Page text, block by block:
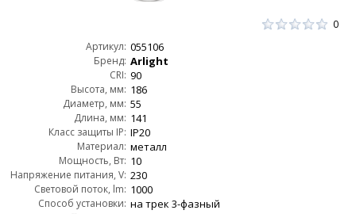
0
Артикул: 055106
Бренд: Arlight
CRI: 90
Высота, мм: 186
Диаметр, мм: 55
Длина, мм: 141
Класс защиты IP: IP20
Материал: металл
Мощность, Вт: 10
Напряжение питания, V: 230
Световой поток, lm: 1000
Способ установки: на трек 3-фазный